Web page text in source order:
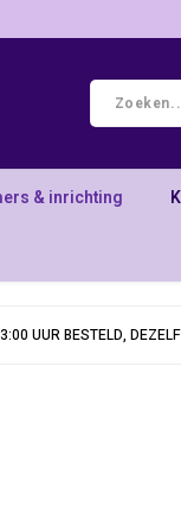
& inrichting
UUR BESTELD,